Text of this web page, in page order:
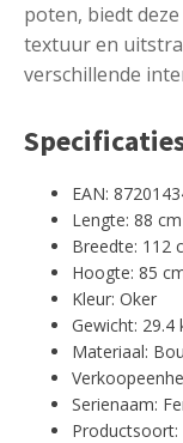
poten, biedt
textuur en
verschillende
EAN:
Lengte: 88 cm
Breedte: 112
Hoogte: 85
Kleur: Oker
Gewicht: 29.4
Materiaal:
Serienaam:
Productsoort: